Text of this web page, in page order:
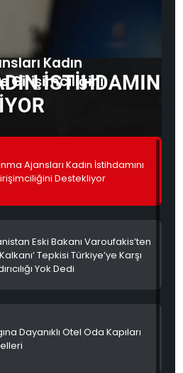
Kadın
Girişimciliğini
Ajansları Kadın İstihdamını
Destekliyor
Eski Bakanı Varoufakis’ten
Tepkisi Türkiye’ye Karşı
Yok Dedi
Dayanıklı Otel Oda Kapıları